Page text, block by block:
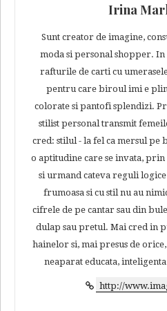
Irina
Sunt creator de imagine,
moda si personal shopper. In
rafturile de carti cu
pentru care biroul imi e
colorate si pantofi splendizi.
stilist personal transmit
cred: stilul - la fel ca mersul pe
o aptitudine care se invata,
si urmand cateva reguli
frumoasa si cu stil nu au
cifrele de pe cantar sau din
dulap sau pretul. Mai cred in
hainelor si, mai presus de
neaparat educata,
http://